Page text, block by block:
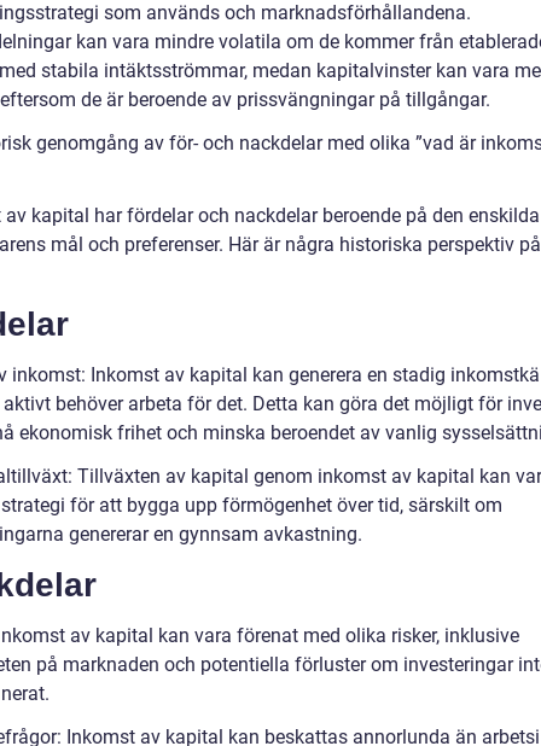
som används och marknadsförhållandena.
kan vara mindre volatila om de kommer från
stabila intäktsströmmar, medan kapitalvinster kan vara
de är beroende av prissvängningar på tillgångar.
genomgång av för- och nackdelar med olika ”vad är
kapital har fördelar och nackdelar beroende på den enskilda
mål och preferenser. Här är några historiska perspektiv
inkomst: Inkomst av kapital kan generera en stadig
behöver arbeta för det. Detta kan göra det möjligt för
ekonomisk frihet och minska beroendet av vanlig
Tillväxten av kapital genom inkomst av kapital kan
för att bygga upp förmögenhet över tid, särskilt om
genererar en gynnsam avkastning.
av kapital kan vara förenat med olika risker, inklusive
på marknaden och potentiella förluster om investeringar
Inkomst av kapital kan beskattas annorlunda än